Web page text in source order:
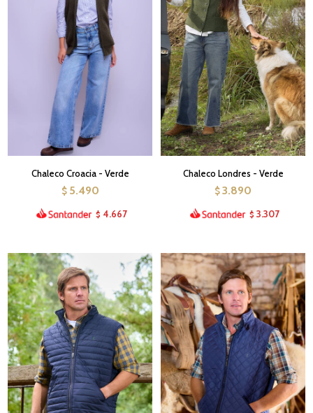
Chaleco Croacia - Verde
$ 5.490
$ 4.667
Chaleco Londres - Verde
$ 3.890
$ 3.307